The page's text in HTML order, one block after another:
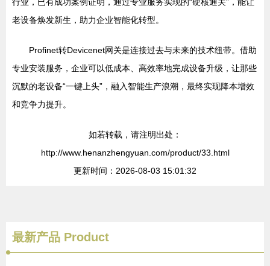
老设备焕发新生，助力企业智能化转型。
Profinet转Devicenet网关是连接过去与未来的技术纽带。借助
专业安装服务，企业可以低成本、高效率地完成设备升级，让那些
沉默的老设备“一键上头”，融入智能生产浪潮，最终实现降本增效
和竞争力提升。
如若转载，请注明出处：
http://www.henanzhengyuan.com/product/33.html
更新时间：2026-08-03 15:01:32
最新产品 Product